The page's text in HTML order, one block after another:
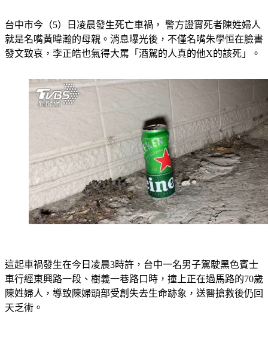
台中市今（5）日凌晨發生死亡車禍， 警方證實死者陳姓婦人
就是名嘴黃暐瀚的母親。消息曝光後，不僅名嘴朱學恒在臉書
發文致哀，李正皓也氣得大罵「酒駕的人真的他X的該死」。
這起車禍發生在今日凌晨3時許，台中一名男子駕駛黑色賓士
車行經東興路一段、樹義一巷路口時，撞上正在過馬路的70歲
陳姓婦人，導致陳婦頭部受創失去生命跡象，送醫搶救後仍回
天乏術。